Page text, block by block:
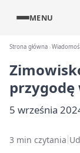
MENU
Strona główna
5 września
3 min czytania